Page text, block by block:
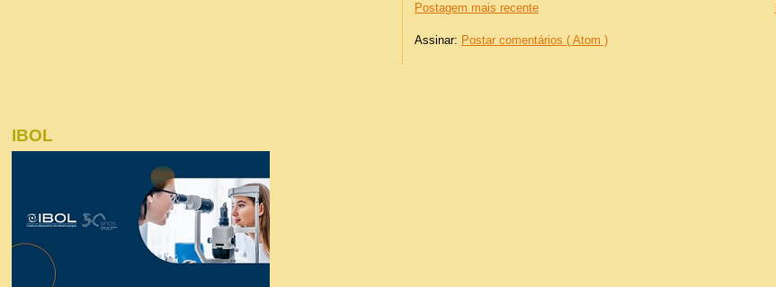
Postagem mais recente
Assinar: Postar comentários ( Atom )
IBOL